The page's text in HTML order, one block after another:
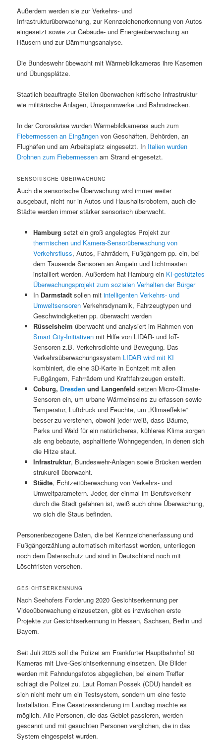
Außerdem werden sie zur Verkehrs- und
Infrastrukturüberwachung, zur Kennzeichenerkennung von Autos
eingesetzt sowie zur Gebäude- und Energieüberwachung an
Häusern und zur Dämmungsanalyse.
Die Bundeswehr übewacht mit Wärmebildkameras ihre Kasernen
und Übungsplätze.
Staatlich beauftragte Stellen überwachen kritische Infrastruktur
wie militärische Anlagen, Umspannwerke und Bahnstrecken.
In der Coronakrise wurden Wärmebildkameras auch zum
Fiebermessen an Eingängen von Geschäften, Behörden, an
Flughäfen und am Arbeitsplatz eingesetzt. In Italien wurden
Drohnen zum Fiebermessen am Strand eingesetzt.
SENSORISCHE ÜBERWACHUNG
Auch die sensorische Überwachung wird immer weiter
ausgebaut, nicht nur in Autos und Haushaltsrobotern, auch die
Städte werden immer stärker sensorisch überwacht.
Hamburg setzt ein groß angelegtes Projekt zur
thermischen und Kamera-Sensorüberwachung von
Verkehrsfluss, Autos, Fahrrädern, Fußgängern pp. ein, bei
dem Tausende Sensoren an Ampeln und Lichtmasten
installiert werden. Außerdem hat Hamburg ein KI-gestütztes
Überwachungsprojekt zum sozialen Verhalten der Bürger
In Darmstadtsollen mit intelligenten Verkehrs- und
Umweltsensoren Verkehrsdynamik, Fahrzeugtypen und
Geschwindigkeiten pp. überwacht werden
Rüsselsheim überwacht und analysiert im Rahmen von
Smart City-Initiativenmit Hilfe von LIDAR- und IoT-
Sensoren z.B. Verkehrsdichte und Bewegung. Das
Verkehrsüberwachungssystem LIDAR wird mit KI
kombiniert, die eine 3D-Karte in Echtzeit mit allen
Fußgängern, Fahrrädern und Kraftfahrzeugen erstellt.
Coburg, Dresden und Langenfeld setzen Micro-Climate-
Sensoren ein, um urbane Wärmeinselns zu erfassen sowie
Temperatur, Luftdruck und Feuchte, um „Klimaeffekte“
besser zu verstehen, obwohl jeder weiß, dass Bäume,
Parks und Wald für ein natürlicheres, kühleres Klima sorgen
als eng bebaute, asphaltierte Wohngegenden, in denen sich
die Hitze staut.
Infrastruktur, Bundeswehr-Anlagen sowie Brücken werden
strukurell überwacht.
Städte, Echtzeitüberwachung von Verkehrs- und
Umweltparametern. Jeder, der einmal im Berufsverkehr
durch die Stadt gefahren ist, weiß auch ohne Überwachung,
wo sich die Staus befinden.
Personenbezogene Daten, die bei Kennzeichenerfassung und
Fußgängerzählung automatisch miterfasst werden, unterliegen
noch dem Datenschutz und sind in Deutschland noch mit
Löschfristen versehen.
GESICHTSERKENNUNG
Nach Seehofers Forderung 2020 Gesichtserkennung per
Videoüberwachung einzusetzen, gibt es inzwischen erste
Projekte zur Gesichtserkennung in Hessen, Sachsen, Berlin und
Bayern.
Seit Juli 2025 soll die Polizei am Frankfurter Hauptbahnhof 50
Kameras mit Live-Gesichtserkennung einsetzen. Die Bilder
werden mit Fahndungsfotos abgeglichen, bei einem Treffer
schlägt die Polizei zu. Laut Roman Possek (CDU) handelt es
sich nicht mehr um ein Testsystem, sondern um eine feste
Installation. Eine Gesetzesänderung im Landtag machte es
möglich. Alle Personen, die das Gebiet passieren, werden
gescannt und mit gesuchten Personen verglichen, die in das
System eingespeist wurden.